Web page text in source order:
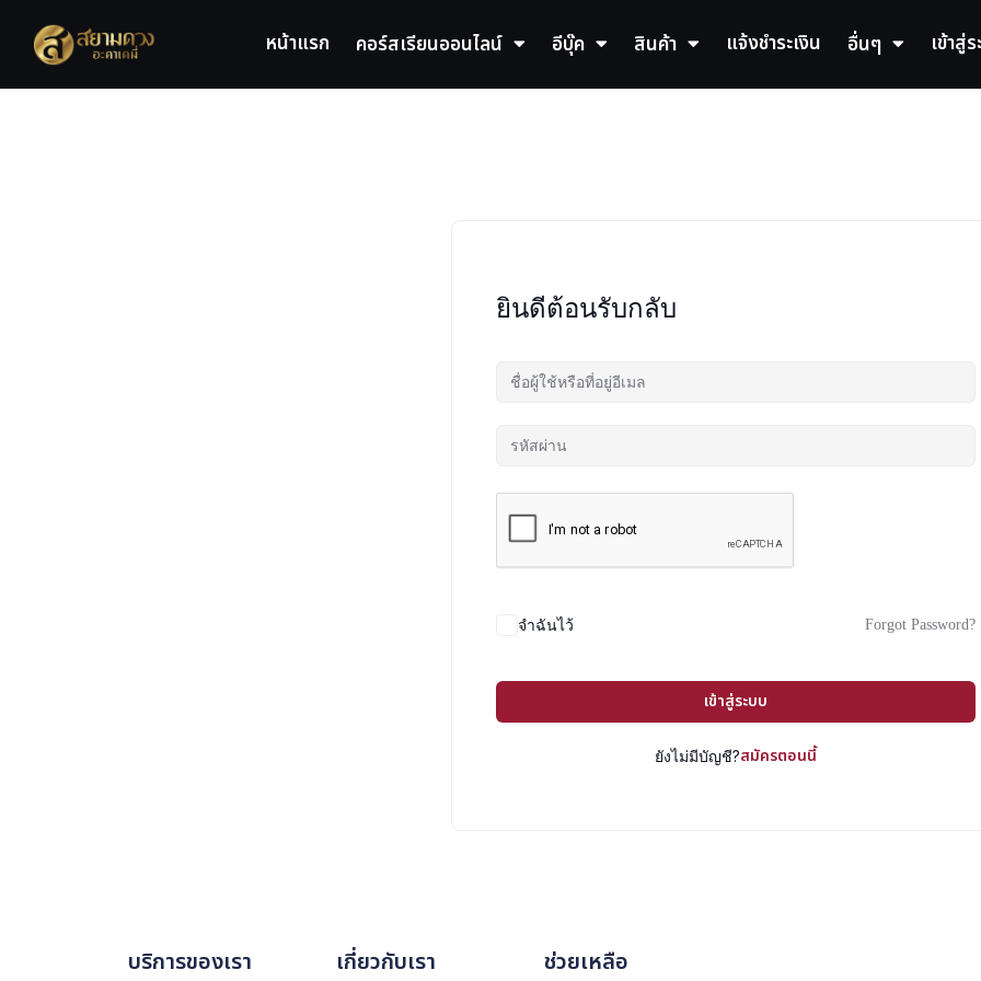
content
หน้าแรก คอร์สเรียนออนไลน์ อีบุ๊ค สินค้า แจ้งชำระเงิน อื่นๆ เข้าสู่
ยินดีต้อนรับกลับ
จำฉันไว้ Forgot Password?
เข้าสู่ระบบ
ยังไม่มีบัญชี?สมัครตอนนี้
บริการของเรา เกี่ยวกับเรา ช่วยเหลือ